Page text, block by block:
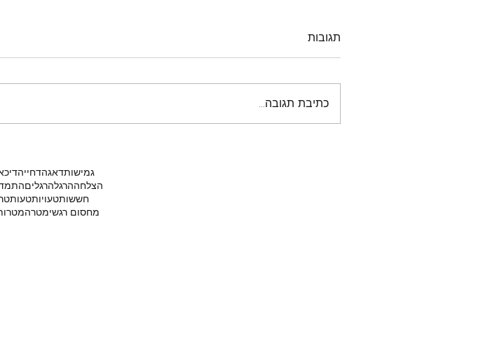
גמישותדאגהדחייה
הצלחההרגלהרגלים
חששותטעויותטעות
מחסום רגשימטרה
תגובות
כתיבת תגובה...